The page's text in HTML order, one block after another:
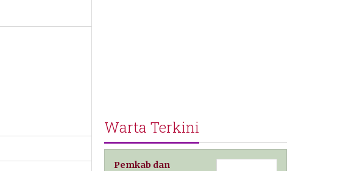
Warta Terkini
Pemkab dan